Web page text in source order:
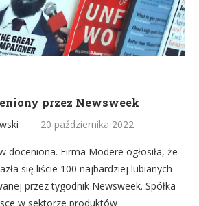
przez Newsweek
20 października 2022
doceniona. Firma Modere ogłosiła, że
się liście 100 najbardziej lubianych
przez tygodnik Newsweek. Spółka
w sektorze produktów